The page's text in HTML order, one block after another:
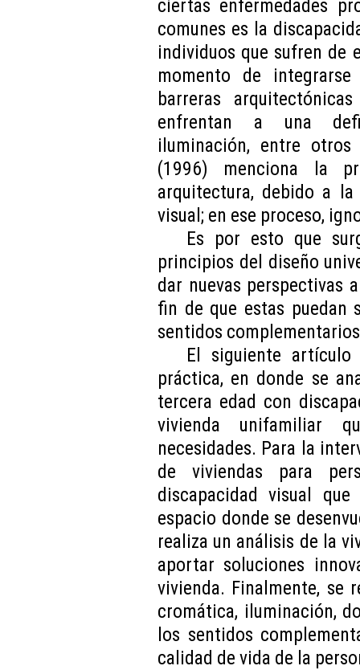
ciertas enfermedades
comunes es la
individuos que sufren de
momento de
barreras
enfrentan a una
iluminación, entre otros
(1996) menciona la
arquitectura, debido a
visual; en ese proceso,
Es por esto que
principios del diseño
dar nuevas perspectivas
fin de que estas puedan
sentidos
El siguiente
práctica, en donde se
tercera edad con
vivienda unifamiliar
necesidades. Para la
de viviendas para
discapacidad visual
espacio donde se
realiza un análisis de la
aportar soluciones
vivienda. Finalmente, se
cromática, iluminación,
los sentidos
calidad de vida de la